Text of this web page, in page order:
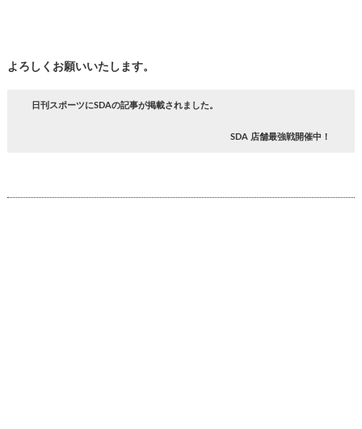
よろしくお願いいたします。
日刊スポーツにSDAの記事が掲載されました。
SDA 店舗最強戦開催中！